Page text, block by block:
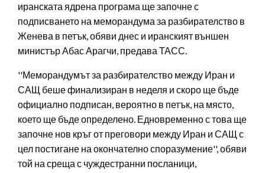
иранската ядрена програма ще започне с
подписването на меморандума за разбирателство в
Женева в петък, обяви днес и иранският външен
министър Абас Арагчи, предава ТАСС.
''Меморандумът за разбирателство между Иран и
САЩ беше финализиран в неделя и скоро ще бъде
официално подписан, вероятно в петък, на място,
което ще бъде определено. Едновременно с това ще
започне нов кръг от преговори между Иран и САЩ с
цел постигане на окончателно споразумение'', обяви
той на среща с чуждестранни посланици,